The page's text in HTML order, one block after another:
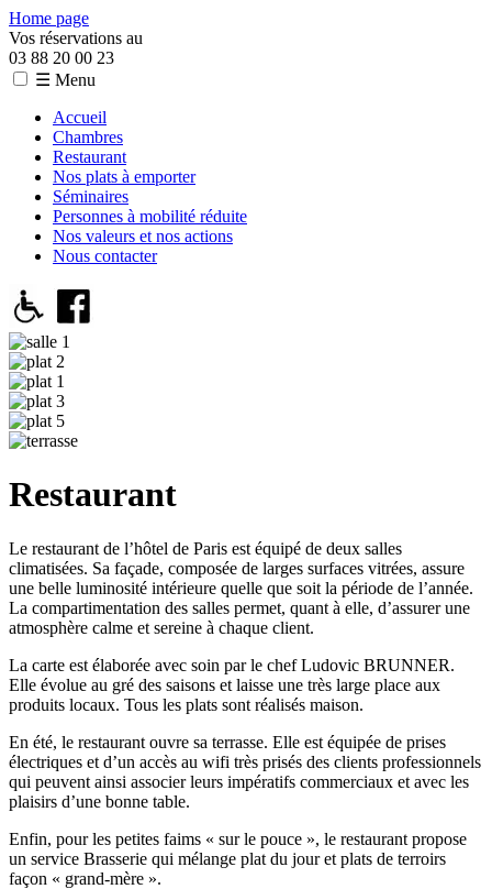
Home page
Vos réservations au
03 88 20 00 23
☰ Menu
Accueil
Chambres
Restaurant
Nos plats à emporter
Séminaires
Personnes à mobilité réduite
Nos valeurs et nos actions
Nous contacter
Restaurant
Le restaurant de l’hôtel de Paris est équipé de deux salles
climatisées. Sa façade, composée de larges surfaces vitrées, assure
une belle luminosité intérieure quelle que soit la période de l’année.
La compartimentation des salles permet, quant à elle, d’assurer une
atmosphère calme et sereine à chaque client.
La carte est élaborée avec soin par le chef Ludovic BRUNNER.
Elle évolue au gré des saisons et laisse une très large place aux
produits locaux. Tous les plats sont réalisés maison.
En été, le restaurant ouvre sa terrasse. Elle est équipée de prises
électriques et d’un accès au wifi très prisés des clients professionnels
qui peuvent ainsi associer leurs impératifs commerciaux et avec les
plaisirs d’une bonne table.
Enfin, pour les petites faims « sur le pouce », le restaurant propose
un service Brasserie qui mélange plat du jour et plats de terroirs
façon « grand-mère ».